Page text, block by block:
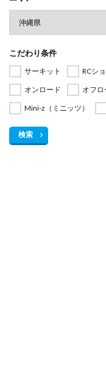
こだわり条件
サーキット RCシ
オンロード
オフロ
Mini-z（ミニッツ）
検索